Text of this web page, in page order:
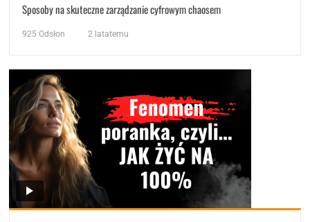
Sposoby na skuteczne zarządzanie cyfrowym chaosem
925 Odsłon 2 latatemu